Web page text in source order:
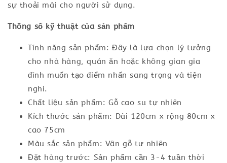
sự thoải mái cho người sử dụng.
Thông số kỹ thuật của sản phẩm
Tính năng sản phẩm: Đây là lựa chọn lý tưởng
cho nhà hàng, quán ăn hoặc không gian gia
đình muốn tạo điểm nhấn sang trọng và tiện
nghi.
Chất liệu sản phẩm: Gỗ cao su tự nhiên
Kích thước sản phẩm: Dài 120cm x rộng 80cm x
cao 75cm
Màu sắc sản phẩm: Vân gỗ tự nhiên
Đặt hàng trước: Sản phẩm cần 3-4 tuần thời